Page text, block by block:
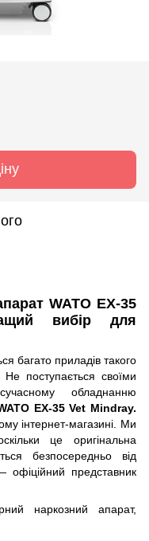
WATO EX-35
вибір для
багато приладів такого
поступається своїми
обладнанню
EX-35 Vet Mindray.
інтернет-магазині. Ми
це оригінальна
безпосередньо від
офіційний представник